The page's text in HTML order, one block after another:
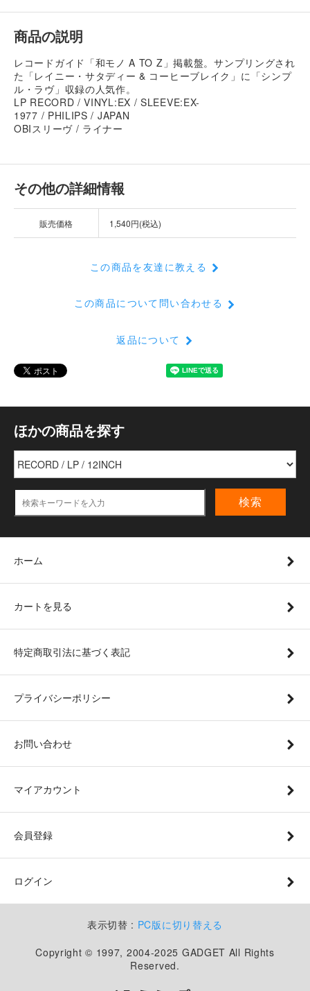
商品の説明
レコードガイド「和モノ A TO Z」掲載盤。サンプリングされ
た「レイニー・サタディー & コーヒーブレイク」に「シンプ
ル・ラヴ」収録の人気作。
LP RECORD / VINYL:EX / SLEEVE:EX-
1977 / PHILIPS / JAPAN
OBIスリーヴ / ライナー
その他の詳細情報
販売価格 1,540円(税込)
この商品を友達に教える
この商品について問い合わせる
返品について
ほかの商品を探す
検索
ホーム
カートを見る
特定商取引法に基づく表記
プライバシーポリシー
お問い合わせ
マイアカウント
会員登録
ログイン
表示切替 : PC版に切り替える
Copyright © 1997, 2004-2025 GADGET All Rights
Reserved.